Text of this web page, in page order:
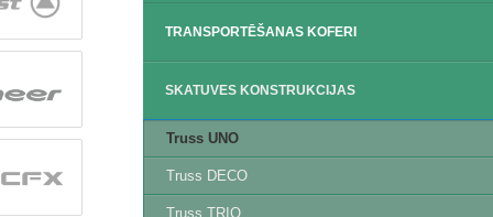
TRANSPORTĒŠANAS KOFERI
SKATUVES KONSTRUKCIJAS
Truss UNO
Truss DECO
Truss TRIO